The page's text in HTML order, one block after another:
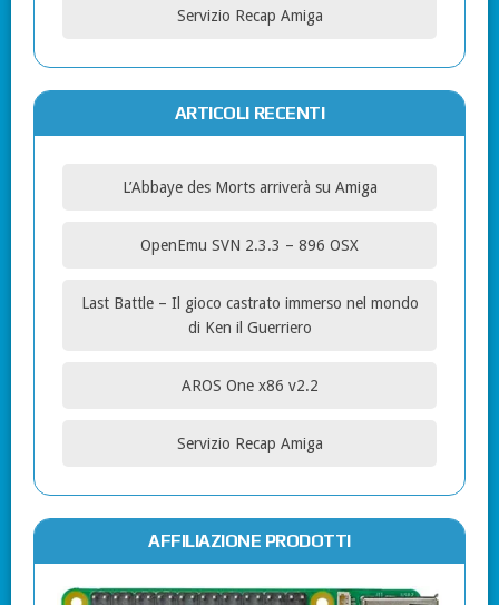
Servizio Recap Amiga
ARTICOLI RECENTI
L’Abbaye des Morts arriverà su Amiga
OpenEmu SVN 2.3.3 – 896 OSX
Last Battle – Il gioco castrato immerso nel mondo
di Ken il Guerriero
AROS One x86 v2.2
Servizio Recap Amiga
AFFILIAZIONE PRODOTTI